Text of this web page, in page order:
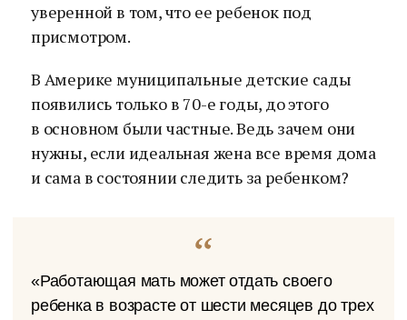
уверенной в том, что ее ребенок под
присмотром.
В Америке муниципальные детские сады
появились только в 70-е годы, до этого
в основном были частные. Ведь зачем они
нужны, если идеальная жена все время дома
и сама в состоянии следить за ребенком?
«Работающая мать может отдать своего
ребенка в возрасте от шести месяцев до трех